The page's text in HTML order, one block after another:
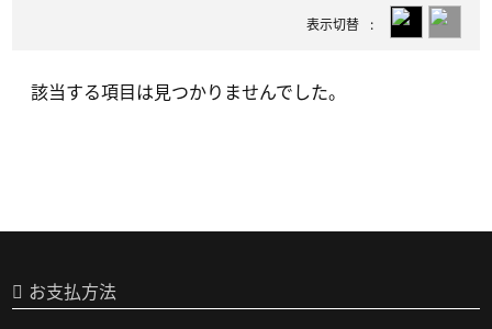
表示切替
該当する項目は見つかりませんでした。
お支払方法